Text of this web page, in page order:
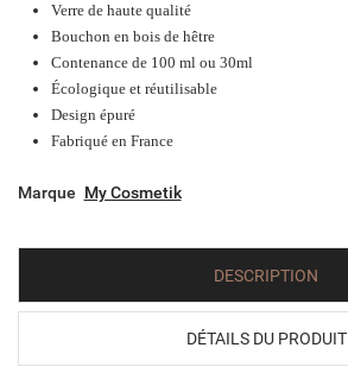
Verre de haute qualité
Bouchon en bois de hêtre
Contenance de 100 ml ou 30ml
Écologique et réutilisable
Design épuré
Fabriqué en France
Marque My Cosmetik
DESCRIPTION
DÉTAILS DU PRODUIT